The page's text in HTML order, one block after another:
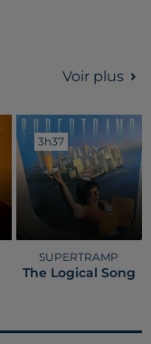
Voir plus
3h37
3h37
SUPERTRAMP
The Logical Song